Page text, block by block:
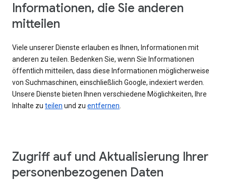
Informationen, die Sie anderen
mitteilen
Viele unserer Dienste erlauben es Ihnen, Informationen mit
anderen zu teilen. Bedenken Sie, wenn Sie Informationen
öffentlich mitteilen, dass diese Informationen möglicherweise
von Suchmaschinen, einschließlich Google, indexiert werden.
Unsere Dienste bieten Ihnen verschiedene Möglichkeiten, Ihre
Inhalte zu teilen und zu entfernen.
Zugriff auf und Aktualisierung Ihrer
personenbezogenen Daten